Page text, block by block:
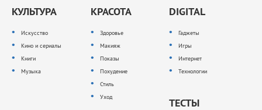
КУЛЬТУРА
Искусство
Кино и сериалы
Книги
Музыка
КРАСОТА
Здоровье
Макияж
Показы
Похудение
Стиль
Уход
DIGITAL
Гаджеты
Игры
Интернет
Технологии
ТЕСТЫ